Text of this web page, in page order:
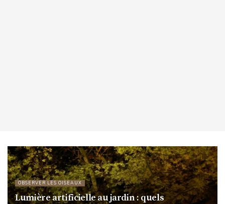
OBSERVER LES OISEAUX
Lumière artificielle au jardin : quels